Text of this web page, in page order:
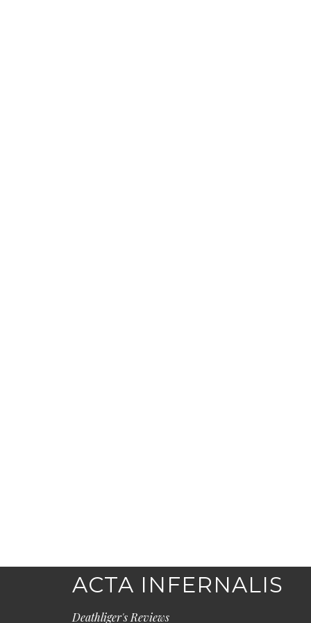
ACTA INFERNALIS
Deathliger's Reviews